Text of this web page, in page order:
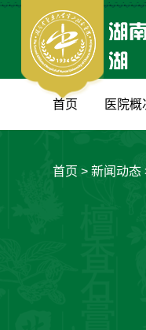
首页 医院概
首页 >新闻动态